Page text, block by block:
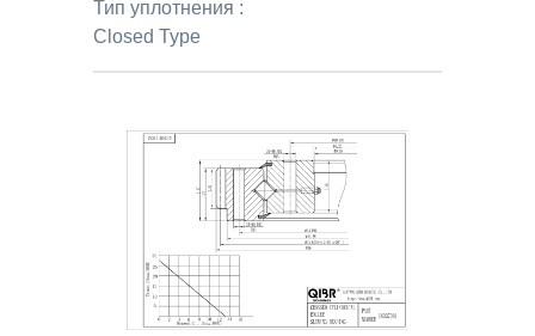
Тип уплотнения :
Closed Type